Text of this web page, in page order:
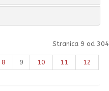
Stranica 9 od 304
8 9 10 11
12